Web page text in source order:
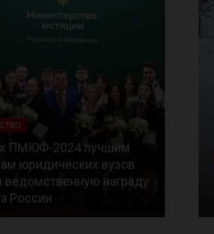
ПМЮФ-2024 лучшим
юридических вузов
ведомственную награду
России